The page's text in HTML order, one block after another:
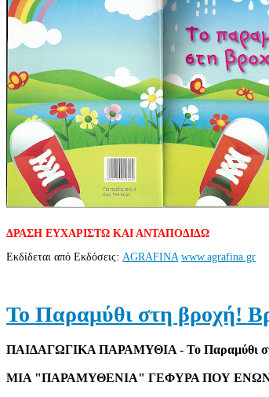
ΔΡΑΣΗ ΕΥΧΑΡΙΣΤΩ ΚΑΙ ΑΝΤΑΠΟΔΙΔΩ
Εκδίδεται από Εκδόσεις: AGRAFINA www.agrafina.gr
Το Παραμύθι στη βροχή!
ΠΑΙΔΑΓΩΓΙΚΑ ΠΑΡΑΜΥΘΙΑ - Το Παραμύθι
ΜΙΑ "ΠΑΡΑΜΥΘΕΝΙΑ" ΓΕΦΥΡΑ ΠΟΥ